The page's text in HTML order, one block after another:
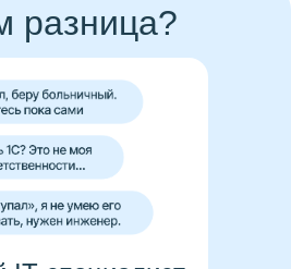
разница?